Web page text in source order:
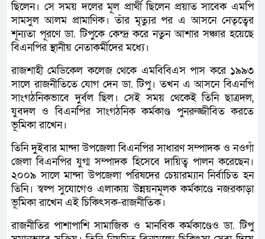
ছিলেন। সে সময় দলের মূল প্রার্থী ছিলেন প্রয়াত সাবেক এমপি
সামসুল আলম প্রামাণিক। তাঁর মৃত্যুর পর এ আসনে নেতৃত্বের
শূন্যতা পূরণে ডা. টিপুকে কেন্দ্র করে নতুন আশার সঞ্চার হয়েছে
বিএনপির স্থানীয় নেতাকর্মীদের মধ্যে।
রাজশাহী মেডিকেল কলেজ থেকে এমবিবিএস পাস করে ১৯৯৩
সালে রাজনীতিতে যোগ দেন ডা. টিপু। তখন এ আসনে বিএনপি
সাংগঠনিকভাবে দুর্বল ছিল। সেই সময় থেকেই তিনি ছাত্রদল,
যুবদল ও বিএনপির সাংগঠনিক কর্মকাণ্ড পুনরুজ্জীবিত করতে
ভূমিকা রাখেন।
তিনি দুইবার মান্দা উপজেলা বিএনপির সাধারণ সম্পাদক ও নওগাঁ
জেলা বিএনপির যুগ্ম সম্পাদক হিসেবে দায়িত্ব পালন করেছেন।
২০০৯ সালে মান্দা উপজেলা পরিষদের চেয়ারম্যান নির্বাচিত হন
তিনি। স্বল্প সুযোগেও এলাকায় উন্নয়নমূলক কর্মকাণ্ডে নজরকাড়া
ভূমিকা রাখেন এই চিকিৎসক-রাজনীতিক।
রাজনীতির পাশাপাশি সামাজিক ও মানবিক কর্মকাণ্ডেও ডা. টিপু